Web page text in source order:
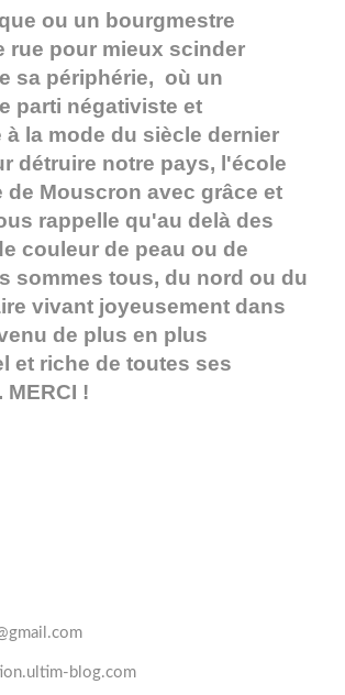
ou un bourgmestre
rue pour mieux scinder
sa périphérie, où un
parti négativiste et
à la mode du siècle dernier
détruire notre pays, l'école
de Mouscron avec grâce et
rappelle qu'au delà des
couleur de peau ou de
sommes tous, du nord ou du
vivant joyeusement dans
de plus en plus
et riche de toutes ses
!
blog.com